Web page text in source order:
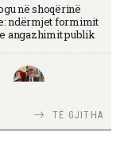
në shoqërinë
ndërmjet formimit
angazhimit publik
TIRANA DIPLOMATTË GJITHA